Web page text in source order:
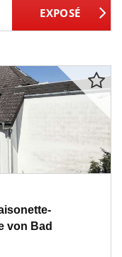
von Bad